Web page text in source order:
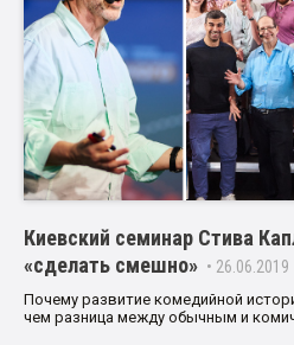
Киевский семинар Стива
«сделать смешно» • 26.06.2019
Почему развитие комедийной
чем разница между обычным и